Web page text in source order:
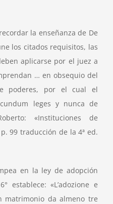
la enseñanza de De
los citados requisitos, las
aplicarse por el juez a
… en obsequio del
poderes, por el cual el
leges y nunca de
«Instituciones de
99 traducción de la 4ª ed.
en la ley de adopción
establece: «L’adozione e
matrimonio da almeno tre